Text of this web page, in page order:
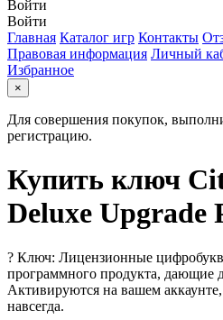
Войти
Войти
Главная Каталог игр Контакты
Правовая информация Личный
Избранное
×
Для совершения покупок,
регистрацию.
Купить ключ
Deluxe Upgrade
? Ключ: Лицензионные
программного продукта, дающие
Активируются на вашем аккаунте,
навсегда.